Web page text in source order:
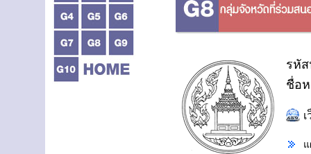
รหั
ชื่อ